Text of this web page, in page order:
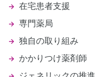
在宅患者支援
専門薬局
独自の取り組み
かかりつけ薬剤師